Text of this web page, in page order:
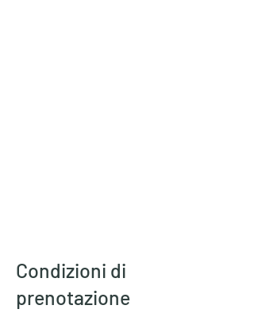
Condizioni di
prenotazione